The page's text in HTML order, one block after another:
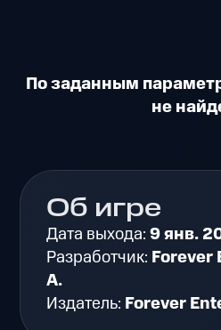
По заданным
не
Об игре
Дата выхода:9 янв.
Разработчик: Forever
A.
Издатель: Forever